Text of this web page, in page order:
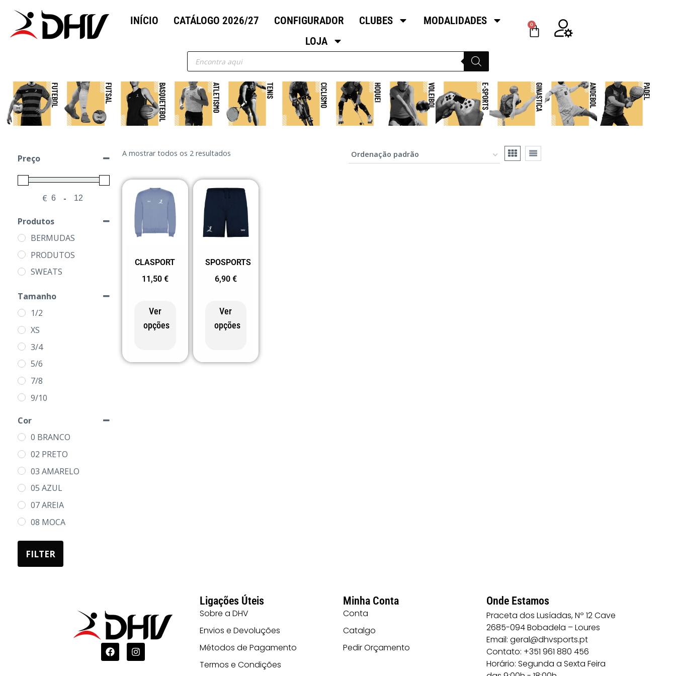
INÍCIO CATÁLOGO 2026/27 CONFIGURADOR CLUBES
MODALIDADES
LOJA
0
Preço
€ -
Produtos
BERMUDAS
PRODUTOS
SWEATS
Tamanho
1/2
XS
3/4
5/6
7/8
9/10
S
M
L
XL
2XL
3XL
Cor
0 BRANCO
02 PRETO
03 AMARELO
05 AZUL
07 AREIA
08 MOCA
10 CELESTE
108 CINZA PÉROLA
132 ROSA CLARO (2)
FILTER
A mostrar todos os 2 resultados
CLASPORT
11,50 €
Ver
opções
SPOSPORTS
6,90 €
Ver
opções
Ligações Úteis
Sobre a DHV
Envios e Devoluções
Métodos de Pagamento
Termos e Condições
Minha Conta
Conta
Catalgo
Pedir Orçamento
Onde Estamos
Praceta dos Lusíadas, Nº 12 Cave
2685-094 Bobadela – Loures
Email: geral@dhvsports.pt
Contato: +351 961 880 456
Horário: Segunda a Sexta Feira